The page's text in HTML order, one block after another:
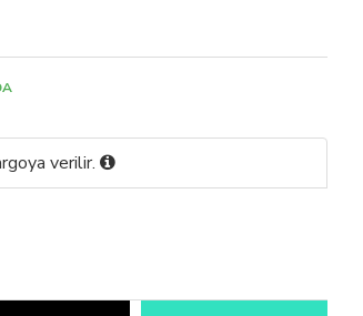
verilir.